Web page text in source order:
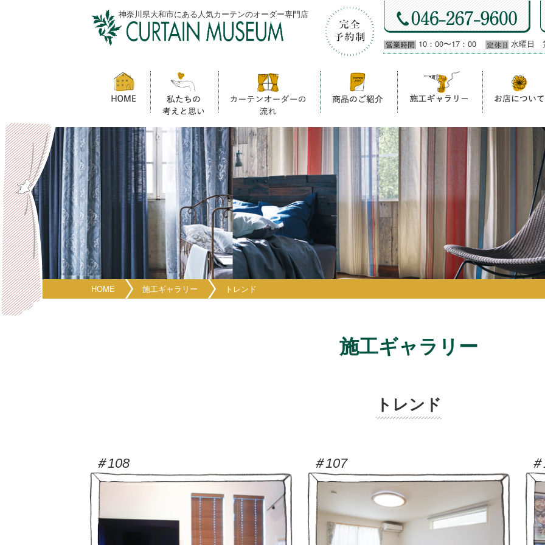
神奈川県大和市にある人気カーテンのオーダー専門店
10：00〜17：00 水曜日
HOME 施工ギャラリー トレンド
施工ギャラリー
トレンド
＃108 ＃107